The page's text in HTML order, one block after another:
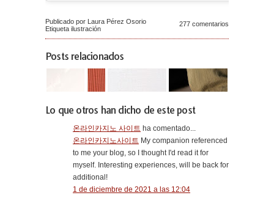
Publicado por Laura Pérez Osorio
Etiqueta ilustración
277 comentarios
Posts relacionados
Lo que otros han dicho de este post
온라인카지노 사이트 ha comentado...
온라인카지노사이트 My companion referenced
to me your blog, so I thought I'd read it for
myself. Interesting experiences, will be back for
additional!
1 de diciembre de 2021 a las 12:04